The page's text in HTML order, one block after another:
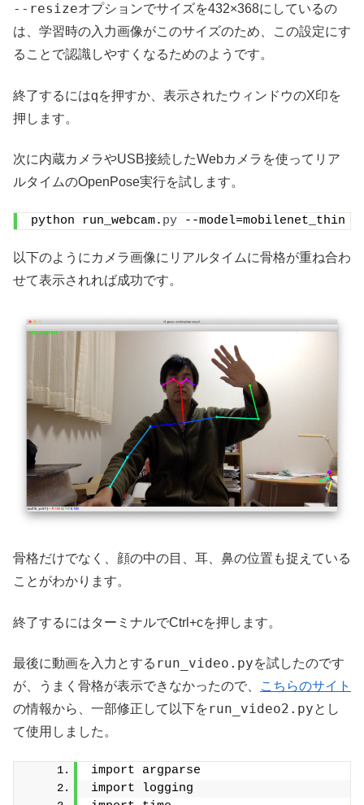
--resizeオプションでサイズを432×368にしているの
は、学習時の入力画像がこのサイズのため、この設定にす
ることで認識しやすくなるためのようです。
終了するにはqを押すか、表示されたウィンドウのX印を
押します。
次に内蔵カメラやUSB接続したWebカメラを使ってリア
ルタイムのOpenPose実行を試します。
python run_webcam. py --model=mobilenet_thin
以下のようにカメラ画像にリアルタイムに骨格が重ね合わ
せて表示されれば成功です。
骨格だけでなく、顔の中の目、耳、鼻の位置も捉えている
ことがわかります。
終了するにはターミナルでCtrl+cを押します。
最後に動画を入力とする run_video.pyを試したのです
が、うまく骨格が表示できなかったので、
こちらのサイト
の情報から、一部修正して以下をrun_video2.pyとし
て使用しました。
import argparse
import logging